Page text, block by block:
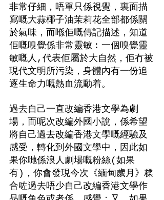
非常仔細，唔單只係視覺，裏面描
寫嘅大蒜椰子油茉莉花全部都係關
於氣味，而喺佢嘅傳記描述，知道
佢嘅嗅覺係非常靈敏︰一個嗅覺靈
敏嘅人,代表佢屬於大自然，佢冇被
現代文明所污染，身體內有一份追
逐生命力嘅熱血流動着。
過去自己一直改編香港文學為劇
場，而呢次改編外國小說，係希望
將自己過去改編香港文學嘅經驗及
感受，轉化到外國文學中，因此如
果你哋係浪人劇場嘅粉絲(如果
有)，你會發現今次《緬甸歲月》糅
合咗過去唔少自己改編香港文學作